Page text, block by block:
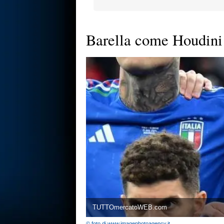
Barella come Houdini
TUTTOmercatoWEB.com